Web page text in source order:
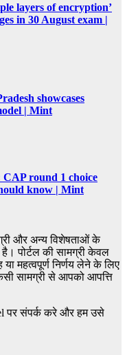
layers of encryption’
in 30 August exam |
showcases
| Mint
round 1 choice
know | Mint
और अन्य विशेषताओं के
पोर्टल की सामग्री केवल
महत्वपूर्ण निर्णय लेने के लिए
सामग्री से आपको आपत्ति
पर संपर्क करे और हम उसे